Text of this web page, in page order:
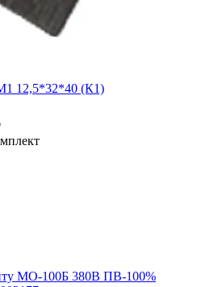
12,5*32*40 (К1)